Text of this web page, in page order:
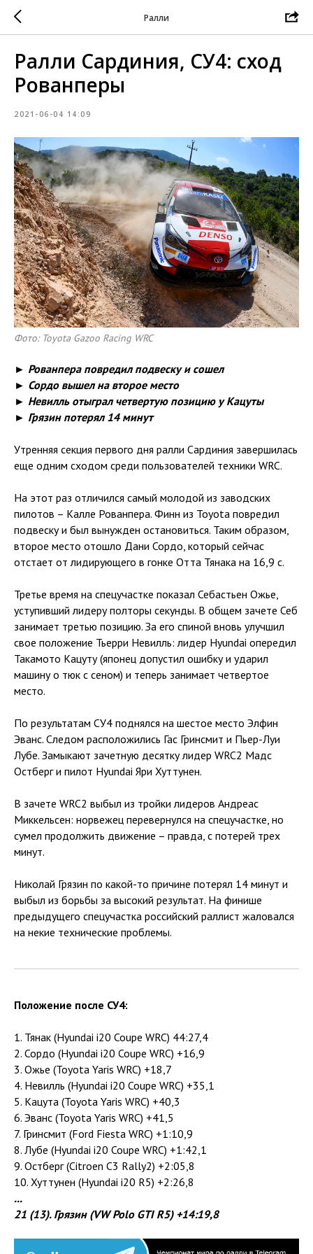
Ралли
Ралли Сардиния, СУ4: сход
Рованперы
2021-06-04 14:09
Фото: Toyota Gazoo Racing WRC
► Рованпера повредил подвеску и сошел
► Сордо вышел на второе место
► Невилль отыграл четвертую позицию у Кацуты
► Грязин потерял 14 минут
Утренняя секция первого дня ралли Сардиния завершилась
еще одним сходом среди пользователей техники WRC.
На этот раз отличился самый молодой из заводских
пилотов – Калле Рованпера. Финн из Toyota повредил
подвеску и был вынужден остановиться. Таким образом,
второе место отошло Дани Сордо, который сейчас
отстает от лидирующего в гонке Отта Тянака на 16,9 с.
Третье время на спецучастке показал Себастьен Ожье,
уступивший лидеру полторы секунды. В общем зачете Себ
занимает третью позицию. За его спиной вновь улучшил
свое положение Тьерри Невилль: лидер Hyundai опередил
Такамото Кацуту (японец допустил ошибку и ударил
машину о тюк с сеном) и теперь занимает четвертое
место.
По результатам СУ4 поднялся на шестое место Элфин
Эванс. Следом расположились Гас Гринсмит и Пьер-Луи
Лубе. Замыкают зачетную десятку лидер WRC2 Мадс
Остберг и пилот Hyundai Яри Хуттунен.
В зачете WRC2 выбыл из тройки лидеров Андреас
Миккельсен: норвежец перевернулся на спецучастке, но
сумел продолжить движение – правда, с потерей трех
минут.
Николай Грязин по какой-то причине потерял 14 минут и
выбыл из борьбы за высокий результат. На финише
предыдущего спецучастка российский раллист жаловался
на некие технические проблемы.
Положение после СУ4:
1. Тянак (Hyundai i20 Coupe WRC) 44:27,4
2. Сордо (Hyundai i20 Coupe WRC) +16,9
3. Ожье (Toyota Yaris WRC) +18,7
4. Невилль (Hyundai i20 Coupe WRC) +35,1
5. Кацута (Toyota Yaris WRC) +40,3
6. Эванс (Toyota Yaris WRC) +41,5
7. Гринсмит (Ford Fiesta WRC) +1:10,9
8. Лубе (Hyundai i20 Coupe WRC) +1:42,1
9. Остберг (Citroen C3 Rally2) +2:05,8
10. Хуттунен (Hyundai i20 R5) +2:26,8
...
21 (13). Грязин (VW Polo GTI R5) +14:19,8